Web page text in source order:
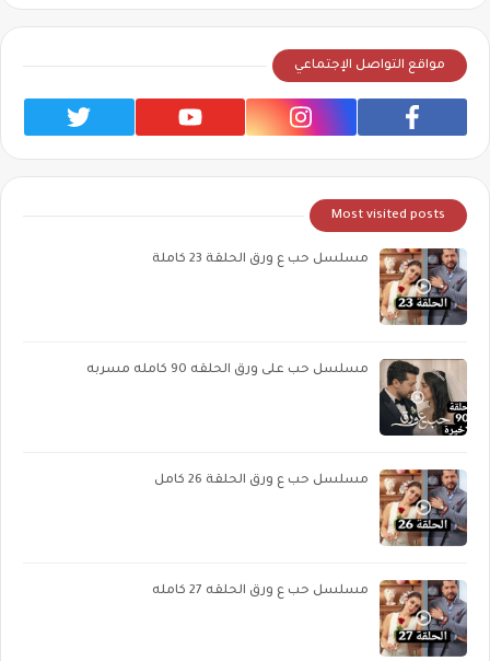
مواقع التواصل الإجتماعي
Most visited posts
مسلسل حب ع ورق الحلقة 23 كاملة
مسلسل حب على ورق الحلقه 90 كامله مسربه
مسلسل حب ع ورق الحلقة 26 كامل
مسلسل حب ع ورق الحلقه 27 كامله